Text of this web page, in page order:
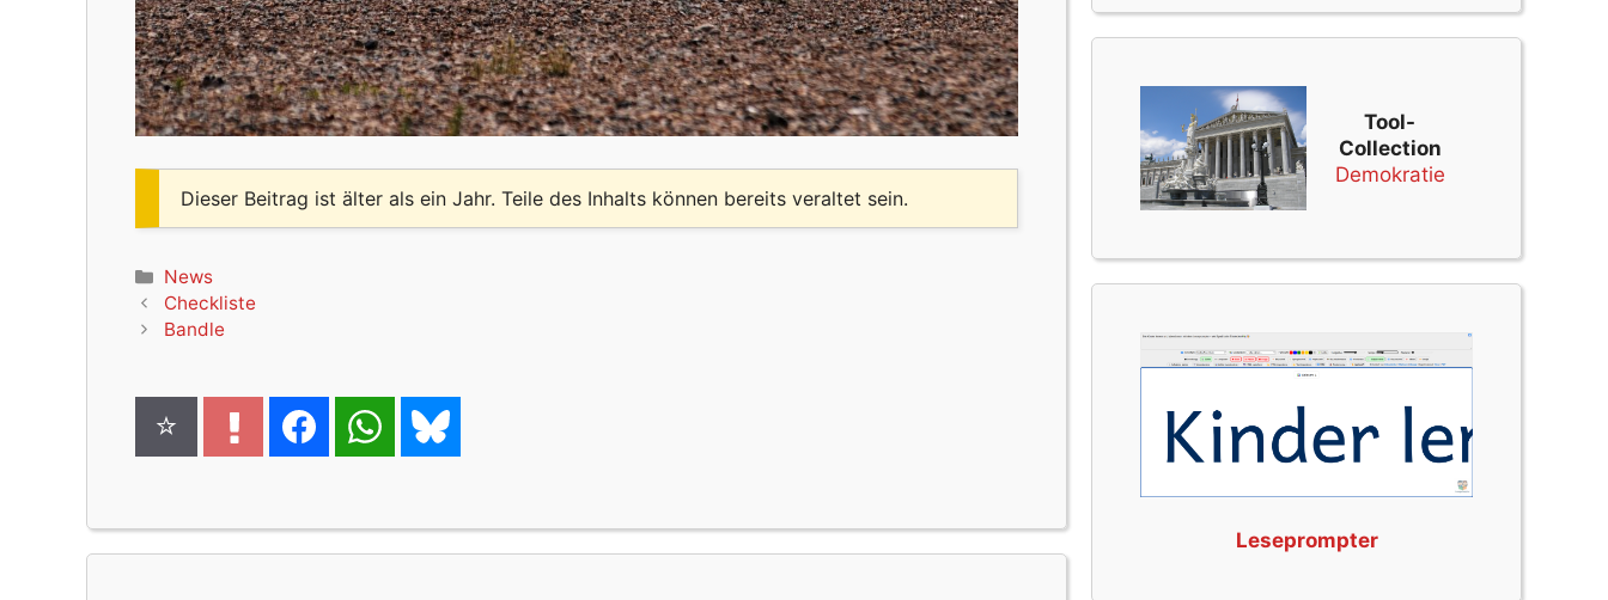
Dieser Beitrag ist älter als ein Jahr. Teile des Inhalts können bereits veraltet sein.
Kategorien
News
Checkliste
Bandle
Tool-
Collection
Demokratie
Leseprompter